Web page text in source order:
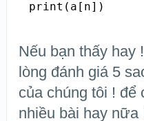
Nếu bạn thấy hay
lòng đánh giá 5
của chúng tôi ! để
nhiều bài hay nữa